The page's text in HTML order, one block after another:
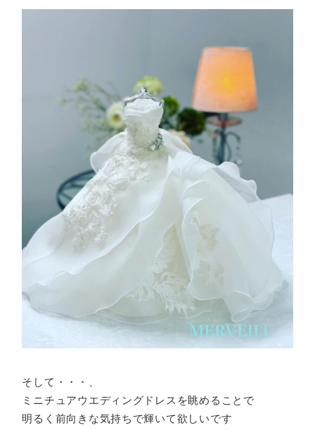
そして・・・、
ミニチュアウエディングドレスを眺めることで
明るく前向きな気持ちで輝いて欲しいです